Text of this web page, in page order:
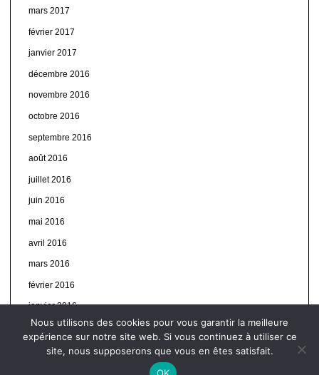
mars 2017
février 2017
janvier 2017
décembre 2016
novembre 2016
octobre 2016
septembre 2016
août 2016
juillet 2016
juin 2016
mai 2016
avril 2016
mars 2016
février 2016
janvier 2016
© Autres infos
Nous utilisons des cookies pour vous garantir la meilleure
expérience sur notre site web. Si vous continuez à utiliser ce
site, nous supposerons que vous en êtes satisfait.
OK